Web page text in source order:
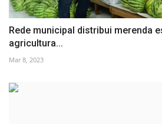
Rede municipal distribui merenda
agricultura...
Mar 8, 2023